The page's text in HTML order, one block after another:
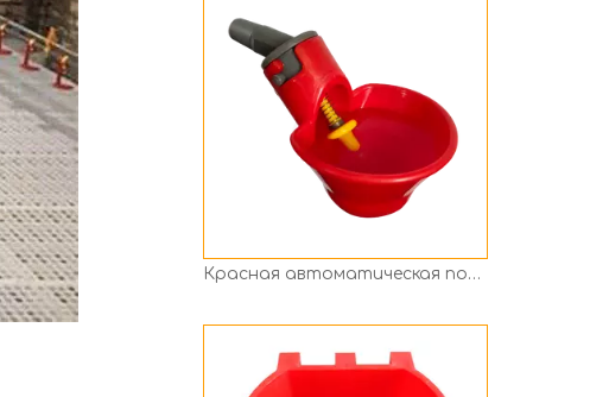
Подвесная пластиковая кормушка для птицы, ведро, кормушка для кур, кормушка для голубей